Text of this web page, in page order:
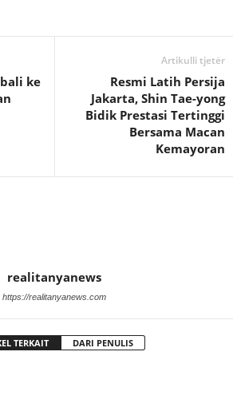
ke
Artikulli tjetër
Resmi Latih Persija
Jakarta, Shin Tae-yong
Bidik Prestasi Tertinggi
Bersama Macan
Kemayoran
realitanyanews
https://realitanyanews.com
TERKAIT DARI PENULIS